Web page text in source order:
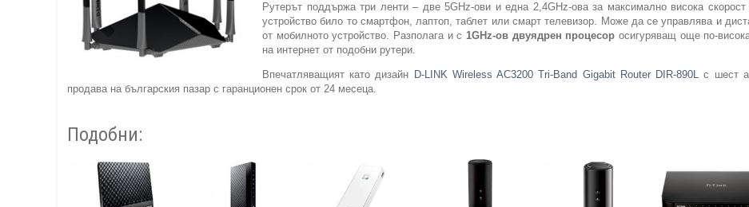
Рутерът поддържа три ленти – две 5GHz-ови и една 2,4GHz-ова за максимално висока скорост
устройство било то смартфон, лаптоп, таблет или смарт телевизор. Може да се управлява и
от мобилното устройство. Разполага и с 1GHz-ов двуядрен процесор осигуряващ още по-
на интернет от подобни рутери.
Впечатляващият като дизайн D-LINK Wireless AC3200 Tri-Band Gigabit Router DIR-890L с шест
продава на българския пазар с гаранционен срок от 24 месеца.
Подобни: